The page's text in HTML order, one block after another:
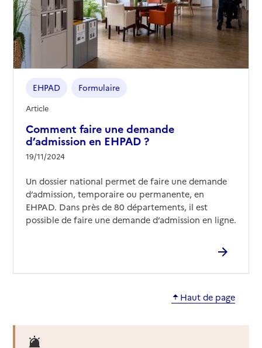
Source des données : Finess n° 340797240
Mis à jour le : 14/04/2026
EHPAD Les Feuillantines
Adresse
40 rue Raoul Bayou
04 67 31 83 90
Site internet
Rapport HAS
Voir les prix et prestations
Source des données : Finess n° 340789718
Mis à jour le : 30/06/2026
EHPAD Korian Lo Solehl
Comment faire une demande
d’admission en EHPAD ?
19/11/2024
EHPAD Formulaire
Article
Un dossier national permet de faire une demande
d’admission, temporaire ou permanente, en
EHPAD. Dans près de 80 départements, il est
possible de faire une demande d’admission en ligne.
Haut de page